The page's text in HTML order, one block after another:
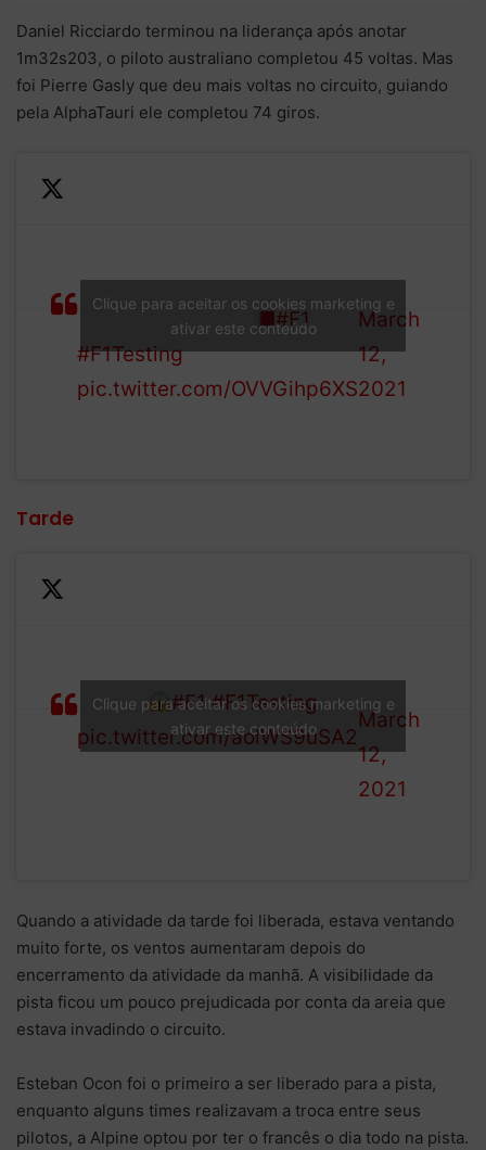
Daniel Ricciardo terminou na liderança após anotar
1m32s203, o piloto australiano completou 45 voltas. Mas
foi Pierre Gasly que deu mais voltas no circuito, guiando
pela AlphaTauri ele completou 74 giros.
session of pre-season
testing in Bahrain
#F1
#F1Testing
pic.twitter.com/OVVGihp6XS
1 (@F1)
March
12,
2021
Clique para aceitar os cookies marketing e
ativar este conteúdo
Tarde
Sakhir!
#F1 #F1Testing
pic.twitter.com/aolWS9uSA2
1 (@F1)
March
12,
2021
Clique para aceitar os cookies marketing e
ativar este conteúdo
Quando a atividade da tarde foi liberada, estava ventando
muito forte, os ventos aumentaram depois do
encerramento da atividade da manhã. A visibilidade da
pista ficou um pouco prejudicada por conta da areia que
estava invadindo o circuito.
Esteban Ocon foi o primeiro a ser liberado para a pista,
enquanto alguns times realizavam a troca entre seus
pilotos, a Alpine optou por ter o francês o dia todo na pista.